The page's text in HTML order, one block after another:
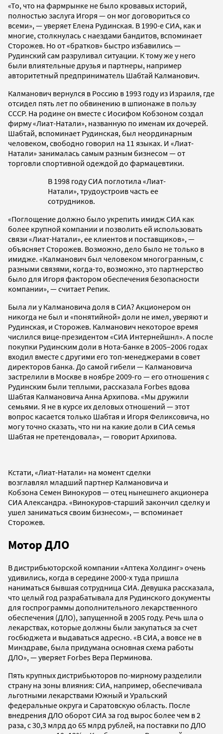
«То, что на фармрынке не было кровавых историй,
полностью заслуга Игоря — он мог договориться со
всеми», — уверяет Елена Рудинская. В 1990-е СИА, как и
многие, столкнулась с наездами бандитов, вспоминает
Сторожев. Но от «братков» быстро избавились —
Рудинский сам разруливал ситуации. К тому же у него
были влиятельные друзья и партнеры, например
авторитетный предприниматель Шабтай Калманович.
Калманович вернулся в Россию в 1993 году из Израиля, где
отсидел пять лет по обвинению в шпионаже в пользу
СССР. На родине он вместе с Иосифом Кобзоном создал
фирму «Лиат-Натали», названную по именам их дочерей.
Шабтай, вспоминает Рудинская, был неординарным
человеком, свободно говорил на 11 языках. И «Лиат-
Натали» занималась самым разным бизнесом — от
торговли спортивной одеждой до фармацевтики.
В 1998 году СИА поглотила «Лиат-
Натали», трудоустроив часть ее
сотрудников.
«Поглощение должно было укрепить имидж СИА как
более крупной компании и позволить ей использовать
связи «Лиат-Натали», ее клиентов и поставщиков», —
объясняет Сторожев. Возможно, дело было не только в
имидже. «Калманович был человеком многогранным, с
разными связями, когда-то, возможно, это партнерство
было для Игоря фактором обеспечения безопасности
компании», — считает Репик.
Была ли у Калмановича доля в СИА? Акционером он
никогда не был и «понятийной» доли не имел, уверяют и
Рудинская, и Сторожев. Калманович некоторое время
числился вице-президентом «СИА Интернейшнл». А после
покупки Рудинским доли в Нота-банке в 2005–2006 годах
входил вместе с другими его топ-менеджерами в совет
директоров банка. До самой гибели — Калмановича
застрелили в Москве в ноябре 2009-го — его отношения с
Рудинским были теплыми, рассказала Forbes вдова
Шабтая Калмановича Анна Архипова. «Мы дружили
семьями. Я не в курсе их деловых отношений — этот
вопрос касается только Шабтая и Игоря Феликсовича, но
могу точно сказать, что ни на какие доли в СИА семья
Шабтая не претендовала», — говорит Архипова.
Кстати, «Лиат-Натали» на момент сделки
возглавлял младший партнер Калмановича и
Кобзона Семен Винокуров — отец нынешнего акционера
СИА Александра. «Винокуров-старший закончил сделку и
ушел заниматься своим бизнесом», — вспоминает
Сторожев.
Мотор ДЛО
В дистрибьюторской компании «Аптека Холдинг» очень
удивились, когда в середине 2000-х туда пришла
наниматься бывшая сотрудница СИА. Девушка рассказала,
что целый год разрабатывала для Рудинского документы
для госпрограммы дополнительного лекарственного
обеспечения (ДЛО), запущенной в 2005 году. Речь шла о
лекарствах, которые должны были закупаться за счет
госбюджета и выдаваться адресно. «В СИА, а вовсе не в
Минздраве, была придумана основная схема работы
ДЛО», — уверяет Forbes Вера Перминова.
Пять крупных дистрибьюторов по-мирному разделили
страну на зоны влияния: СИА, например, обеспечивала
льготными лекарствами Южный и Уральский
федеральные округа и Саратовскую область. После
внедрения ДЛО оборот СИА за год вырос более чем в 2
раза, с 30,3 млрд до 65 млрд рублей, на поставки по ДЛО